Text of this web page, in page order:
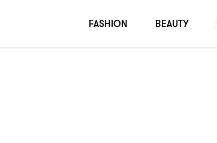
FASHION BEAUTY